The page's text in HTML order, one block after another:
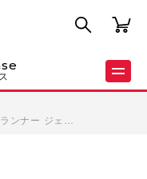
ンナー ジェ…